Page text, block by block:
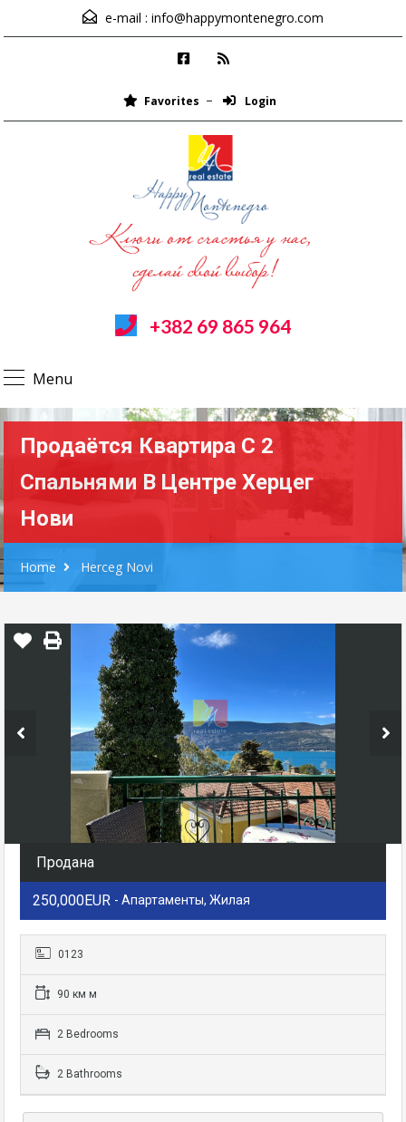
e-mail : info@happymontenegro.com
Favorites Login
+382 69 865 964
Menu
Продаётся Квартира С 2
Спальнями В Центре Херцег
Нови
Home Herceg Novi
Продана
250,000EUR - Апартаменты, Жилая
0123
90 км м
2 Bedrooms
2 Bathrooms